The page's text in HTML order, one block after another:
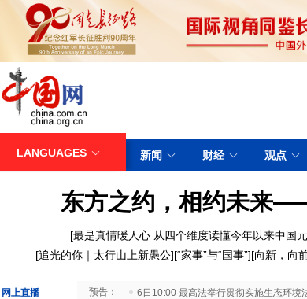
LANGUAGES 新闻 财经 观点
东方之约，相约未来
[最是真情暖人心 从四个维度读懂今年以来中国
[追光的你｜太行山上新愚公][“家事”与“国事”][向新，向
网上直播
7月29日举行新闻发布会 6日10:00 最高法举行贯彻实施生态环境